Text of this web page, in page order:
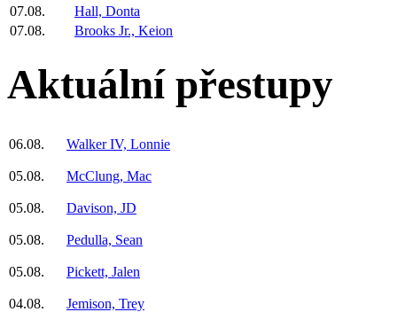
07.08.
Hall, Donta
07.08.
Brooks Jr., Keion
Aktuální přestupy
06.08. Walker IV, Lonnie
05.08. McClung, Mac
05.08. Davison, JD
05.08. Pedulla, Sean
05.08. Pickett, Jalen
04.08. Jemison, Trey